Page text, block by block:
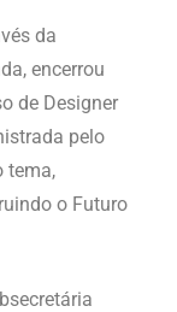
da
encerrou
de Designer
pelo
tema,
o Futuro